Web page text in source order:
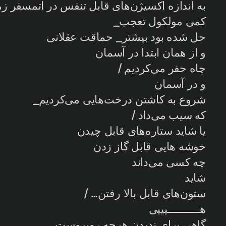
به اندازه اکسیژن‌های قابل تنفس در اتمسفر
کمی مولکول تعجب_
حل شده بود بیشتر_ حماقت عقلانی
و از همان ابتدا در آسمان
چاه حفر می‌کردیم /
و در آسمان
شروع به کاشتن درخت‌هایی می‌کردیم_
که سیب می‌داد /
یا شاید ستاره‌های قابل چیدن
خوشه هایی قابل گاز زدن
چه کسی می‌داند
شاید
ستون‌های قابل بالا رفتن… /
هـــــــــــیییی